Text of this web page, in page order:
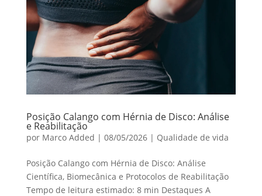
Posição Calango com Hérnia de Disco: Análise
e Reabilitação
por Marco Added | 08/05/2026| Qualidade de vida
Posição Calango com Hérnia de Disco: Análise
Científica, Biomecânica e Protocolos de Reabilitação
Tempo de leitura estimado: 8 min Destaques A